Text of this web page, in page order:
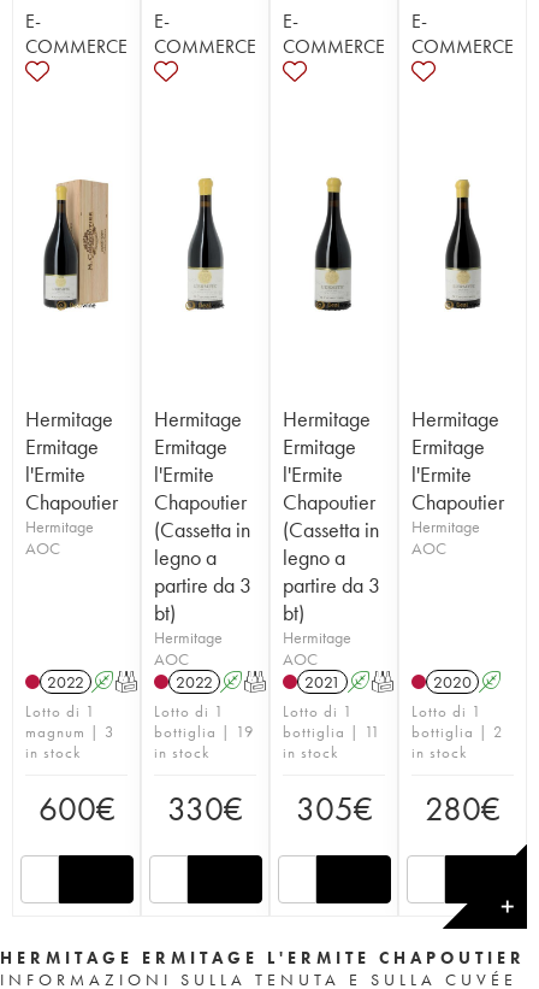
E-
COMMERCE
Hermitage
Ermitage
l'Ermite
Chapoutier
Hermitage
AOC
2022 AT
Lotto di 1
magnum | 3
in stock
600€
E-
COMMERCE
Hermitage
Ermitage
l'Ermite
Chapoutier
(Cassetta in
legno a
partire da 3
bt)
Hermitage
AOC
2022 AT
Lotto di 1
bottiglia | 19
in stock
330€
E-
COMMERCE
Hermitage
Ermitage
l'Ermite
Chapoutier
(Cassetta in
legno a
partire da 3
bt)
Hermitage
AOC
2021
AT
Lotto di 1
bottiglia | 11
in stock
305€
E-
COMMERCE
Hermitage
Ermitage
l'Ermite
Chapoutier
Hermitage
AOC
2020 A
Lotto di 1
bottiglia | 2
in stock
280€
✕
HERMITAGE ERMITAGE L'ERMITE CHAPOUTIER
INFORMAZIONI SULLA TENUTA E SULLA CUVÉE